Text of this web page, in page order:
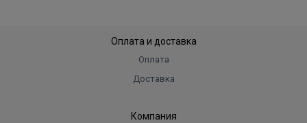
Оплата и доставка
Оплата
Доставка
Компания